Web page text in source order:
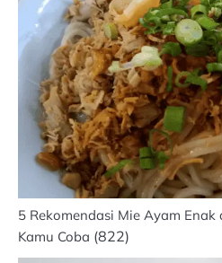
5 Rekomendasi Mie Ayam
Kamu Coba (822)